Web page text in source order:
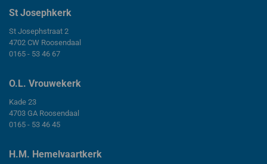
St Josephkerk
St Josephstraat 2
4702 CW Roosendaal
0165 - 53 46 67
O.L. Vrouwekerk
Kade 23
4703 GA Roosendaal
0165 - 53 46 45
H.M. Hemelvaartkerk